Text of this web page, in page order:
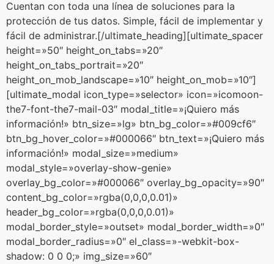
Cuentan con toda una línea de soluciones para la
protección de tus datos. Simple, fácil de implementar y
fácil de administrar.[/ultimate_heading][ultimate_spacer
height=»50″ height_on_tabs=»20″
height_on_tabs_portrait=»20″
height_on_mob_landscape=»10″ height_on_mob=»10″]
[ultimate_modal icon_type=»selector» icon=»icomoon-
the7-font-the7-mail-03″ modal_title=»¡Quiero más
información!» btn_size=»lg» btn_bg_color=»#009cf6″
btn_bg_hover_color=»#000066″ btn_text=»¡Quiero más
información!» modal_size=»medium»
modal_style=»overlay-show-genie»
overlay_bg_color=»#000066″ overlay_bg_opacity=»90″
content_bg_color=»rgba(0,0,0,0.01)»
header_bg_color=»rgba(0,0,0,0.01)»
modal_border_style=»outset» modal_border_width=»0″
modal_border_radius=»0″ el_class=»-webkit-box-
shadow: 0 0 0;» img_size=»60″